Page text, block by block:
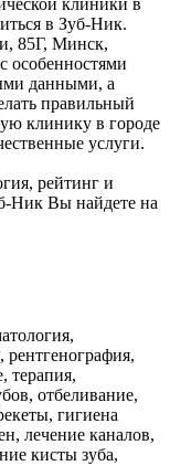
клиники в
в Зуб-Ник.
85Г, Минск,
особенностями
данными, а
правильный
клинику в городе
услуги.
рейтинг и
Ник Вы найдете на
рентгенография,
терапия,
отбеливание,
гигиена
лечение каналов,
кисты зуба,